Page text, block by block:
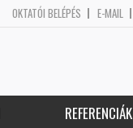
OKTATÓI BELÉPÉS E-MAIL
REFERENCIÁK